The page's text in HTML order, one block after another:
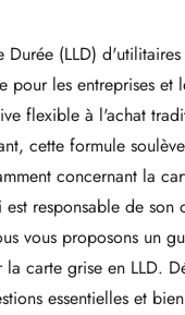
Durée (LLD) d'utilitaires
pour les entreprises et
flexible à l'achat
cette formule
concernant la
responsable de son
vous proposons un
carte grise en LLD.
essentielles et